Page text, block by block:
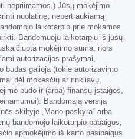
nepriimamos.) Jūsų mokėjimo
nuolatinę, nepertraukiamą
laikotarpio prie mokamos
Bandomuoju laikotarpiu iš jūsų
mokėjimo suma, nors
autorizacijos prašymai,
būdas galioja (tokie autorizavimo
dėl mokesčių ar rinkliavų,
būdo ir (arba) finansų įstaigos,
Bandomąją versiją
skiltyje „Mano paskyra“ arba
bandomojo laikotarpio pabaigos,
apmokėjimo iš karto pasibaigus